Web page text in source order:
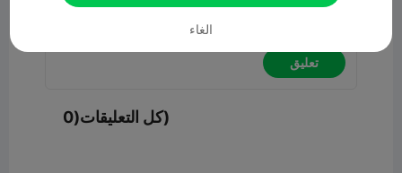
تعليق
كل التعليقات(0)
الغاء